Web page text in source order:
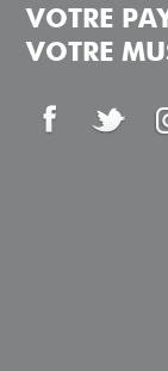
VOTRE
VOTRE